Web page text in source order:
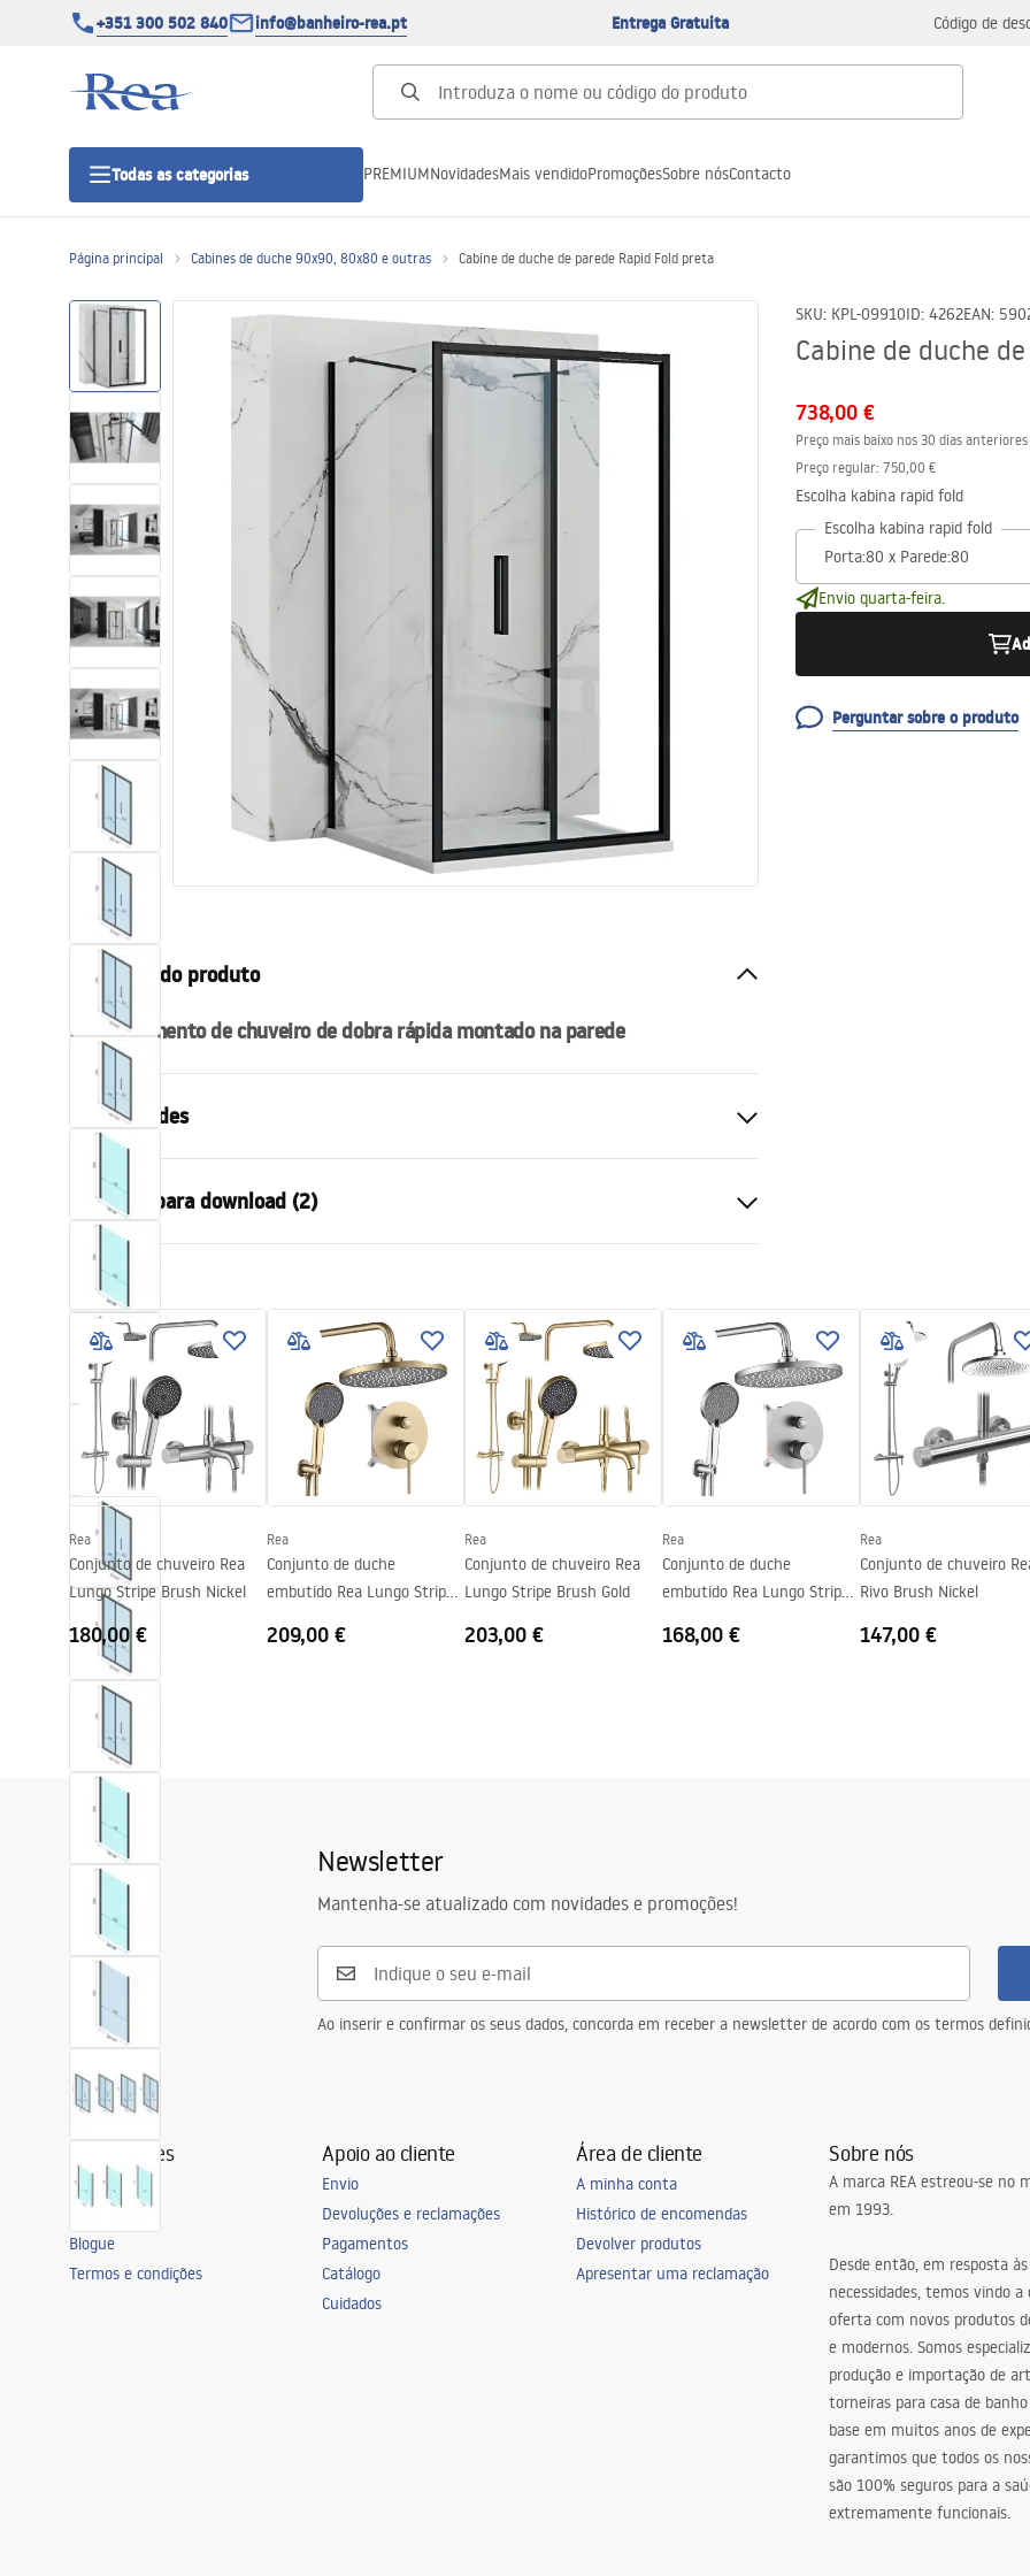
+351 300 502 840 info@banheiro-rea.pt Entrega Gratuita Código de
Todas as categorias
outras
Bases de duche de casa de banho
Sumidouros de duche
Sanitas, lavatórios
Lava-louças e lavatórios de casa
de banho
Cabinas de duche de casa de
banho
Misturadores de casa de banho
Chuveiros de casa de banho
Cozinha
Acessórios de casa de banho,
PREMIUMNovidadesMais vendidoPromoçõesSobre nósContacto
Página principal Cabines de duche 90x90, 80x80 e outras Cabine de duche de parede Rapid Fold preta
SKU: KPL-09910ID: 4262EAN:
Cabine de duche
738,00 €
Preço mais baixo nos 30 dias
Preço regular: 750,00 €
Escolha kabina rapid fold
Escolha kabina rapid fold
Envio quarta-feira.
Perguntar sobre o produto
Descrição do produto
Compartimento de chuveirode dobra rápida montado na parede
Propriedades
Tamanho da cabina
Preto
Tipo de cabina
Cor do vidro
Transparente 4mm, Transparente 6mm
Como abrir
Dobrado
Assembléia
Em uma base de chuveiro ou piso
Altura (mm)
1950
Direção da cabina
Universal
Garantia
Arquivos para download (2)
shower manual.pdf rapid fold przyscienna.pdf
Rea
Conjunto de chuveiro Rea
Lungo Stripe Brush Nickel
180,00 €
Rea
Conjunto de duche
embutido Rea Lungo Stripe
209,00 €
Rea
Conjunto de chuveiro Rea
Lungo Stripe Brush Gold
203,00 €
Rea
Conjunto de duche
embutido Rea Lungo Stripe
168,00 €
Rea
Conjunto de chuveiro
Rivo Brush Nickel
147,00 €
Newsletter
Mantenha-se atualizado com novidades e promoções!
Ao inserir e confirmar os seus dados, concorda em receber a newsletter de acordo com os termos
Informações
Sobre nós
Contacto
Blogue
Termos e condições
Apoio ao cliente
Envio
Devoluções e reclamações
Pagamentos
Catálogo
Cuidados
Área de cliente
A minha conta
Histórico de encomendas
Devolver produtos
Apresentar uma reclamação
Sobre nós
A marca REA estreou-se no
em 1993.
Desde então, em resposta
necessidades, temos vindo
oferta com novos produtos
e modernos. Somos
produção e importação de
torneiras para casa de
base em muitos anos de
garantimos que todos os
são 100% seguros para a
extremamente funcionais.